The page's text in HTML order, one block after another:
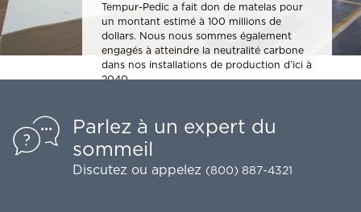
Tempur-Pedic a fait don de matelas pour
un montant estimé à 100 millions de
dollars. Nous nous sommes également
engagés à atteindre la neutralité carbone
dans nos installations de production d’ici à
2040.
Parlez à un expert du
sommeil
Discutez ou appelez (800) 887-4321